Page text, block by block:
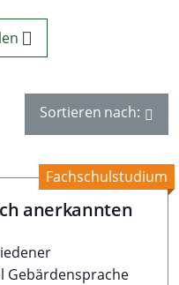
Sortieren nach:
anerkannten
Gebärdensprache
Fachschulstudium